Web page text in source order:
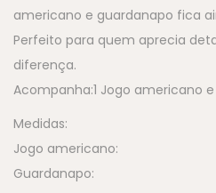
americano e guardanapo fica
Perfeito para quem aprecia
diferença.
Acompanha:1 Jogo americano e
Medidas:
Jogo americano:
Guardanapo: